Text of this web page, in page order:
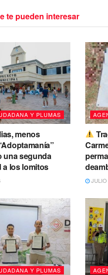
te pueden interesar
Y PLUMAS
menos
una segunda
los lomitos
JULIO
Y PLUMAS